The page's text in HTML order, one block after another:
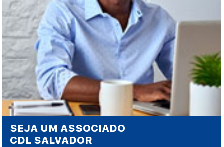
SEJA UM ASSOCIADO
CDL SALVADOR